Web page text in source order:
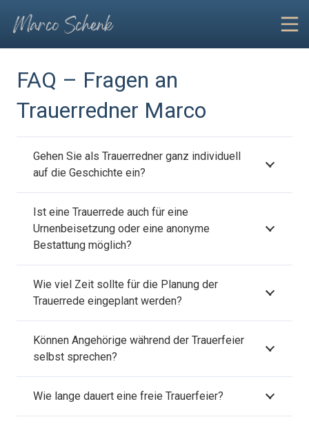
FAQ – Fragen an
Trauerredner Marco
Gehen Sie als Trauerredner ganz individuell
auf die Geschichte ein?
Ist eine Trauerrede auch für eine
Urnenbeisetzung oder eine anonyme
Bestattung möglich?
Wie viel Zeit sollte für die Planung der
Trauerrede eingeplant werden?
Können Angehörige während der Trauerfeier
selbst sprechen?
Wie lange dauert eine freie Trauerfeier?